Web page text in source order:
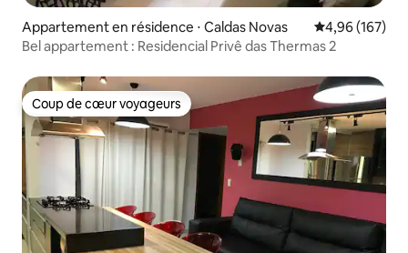
Appartement en résidence ⋅ Caldas Novas Évaluation
4,96 (167)
Bel appartement : Residencial Privê das Thermas 2
Coup de cœur voyageurs
Coup de cœur voyageurs